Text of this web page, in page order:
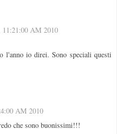
11:21:00 AM 2010
l'anno io direi. Sono speciali questi
AM 2010
che sono buonissimi!!!